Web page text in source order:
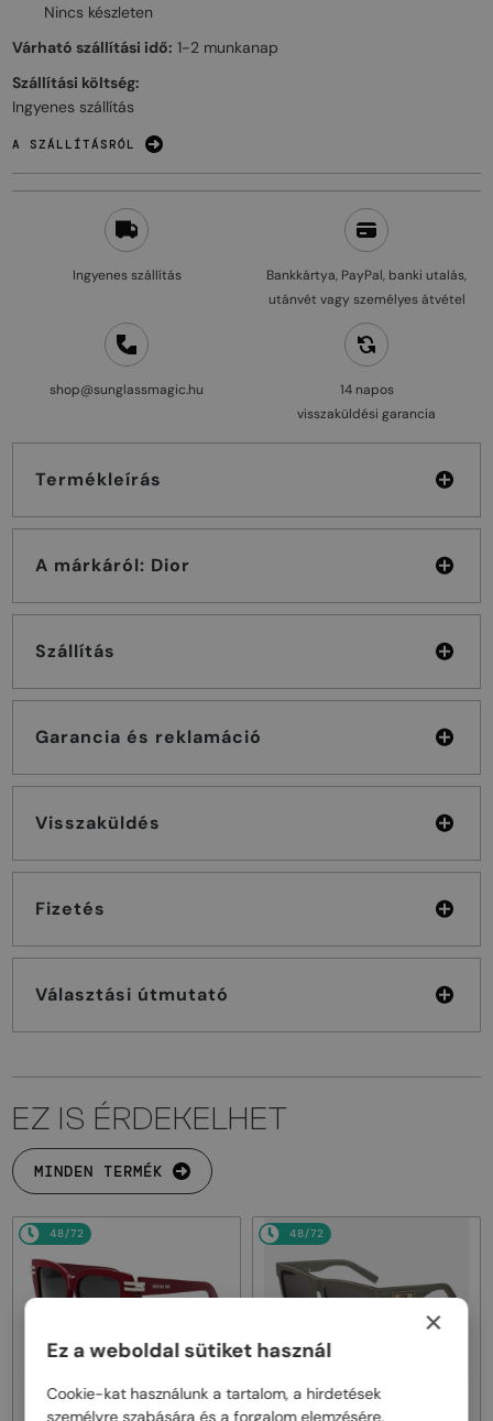
Ingyenes szállítás
Bankkártya, PayPal, banki utalás,
utánvét vagy személyes átvétel
shop@sunglassmagic.hu
14 napos
visszaküldési garancia
Termékleírás
A márkáról: Dior
Szállítás
Garancia és reklamáció
Visszaküldés
Fizetés
Választási útmutató
Nincs készleten
Várható szállítási idő: 1-2 munkanap
Szállítási költség:
Ingyenes szállítás
A SZÁLLÍTÁSRÓL
EZ IS ÉRDEKELHET
MINDEN TERMÉK
48/72
Dior—Napszemüvegek
48/72
Dior—Napszemüvegek
×
Ez a weboldal sütiket használ
Cookie-kat használunk a tartalom, a hirdetések
személyre szabására és a forgalom elemzésére.